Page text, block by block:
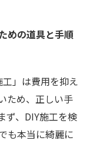
めの道具と手順
」は費用を抑え
ため、正しい手
ず、DIY施工を検
も本当に綺麗に